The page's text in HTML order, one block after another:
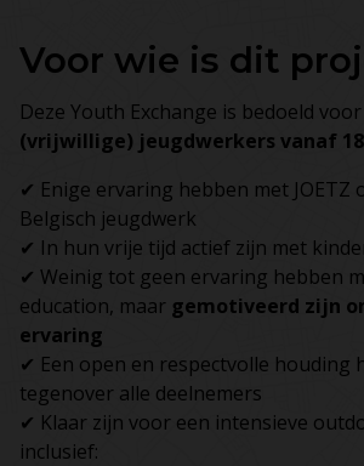
Voor wie is dit
Deze Youth Exchange is bedoeld voor
(vrijwillige) jeugdwerkers vanaf
✔ Enige ervaring hebben met JOETZ
Belgisch jeugdwerk
✔ In hun vrije tijd actief zijn met
✔ Weinig tot geen ervaring hebben
education, maar gemotiveerd zijn
ervaring
✔ Een open en respectvolle houding
tegenover alle deelnemers
✔ Klaar zijn voor een intensieve
inclusief: